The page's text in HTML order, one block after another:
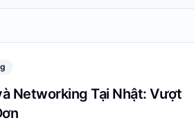
Networking Tại Nhật: Vượt